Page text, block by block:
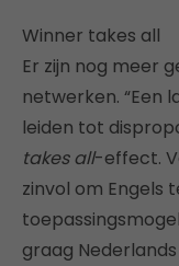
Winner takes all
Er zijn nog meer
netwerken. “Een
leiden tot
takes all-effect.
zinvol om Engels
graag